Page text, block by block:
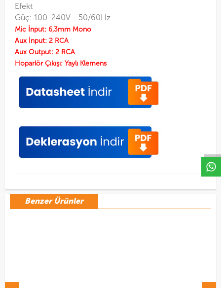
Efekt
Güç: 100-240V - 50/60Hz
Mic İnput: 6,3mm Mono
Aux İnput: 2 RCA
Aux Output: 2 RCA
Hoparlör Çıkışı: Yaylı Klemens
Benzer Ürünler